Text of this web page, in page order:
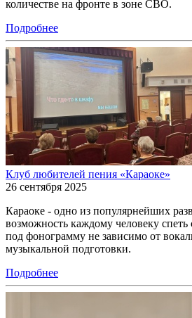
количестве на фронте в зоне СВО.
Подробнее
Клуб любителей пения «Караоке»
26 сентября 2025
Караоке - одно из популярнейших
возможность каждому человеку
под фонограмму не зависимо от
музыкальной подготовки.
Подробнее